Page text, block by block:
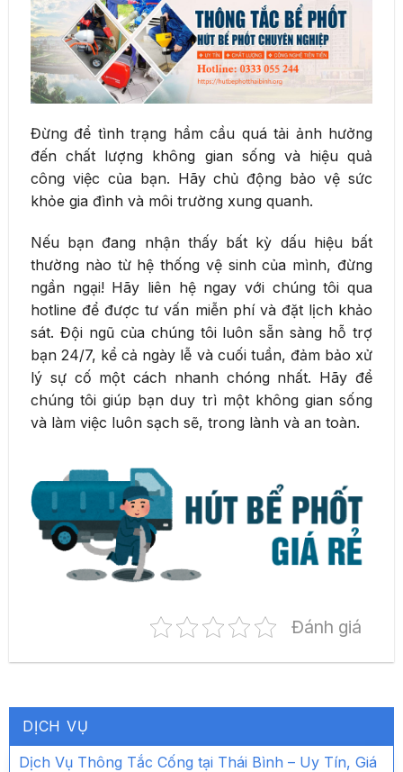
Đừng để tình trạng hầm cầu quá tải ảnh hưởng
đến chất lượng không gian sống và hiệu quả
công việc của bạn. Hãy chủ động bảo vệ sức
khỏe gia đình và môi trường xung quanh.
Nếu bạn đang nhận thấy bất kỳ dấu hiệu bất
thường nào từ hệ thống vệ sinh của mình, đừng
ngần ngại! Hãy liên hệ ngay với chúng tôi qua
hotline để được tư vấn miễn phí và đặt lịch khảo
sát. Đội ngũ của chúng tôi luôn sẵn sàng hỗ trợ
bạn 24/7, kể cả ngày lễ và cuối tuần, đảm bảo xử
lý sự cố một cách nhanh chóng nhất. Hãy để
chúng tôi giúp bạn duy trì một không gian sống
và làm việc luôn sạch sẽ, trong lành và an toàn.
Đánh giá
DỊCH VỤ
Dịch Vụ Thông Tắc Cống tại Thái Bình – Uy Tín, Giá